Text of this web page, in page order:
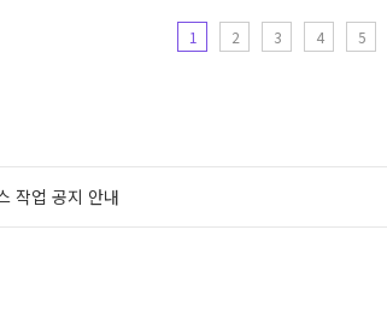
1 2 3 4 5
작업 공지 안내